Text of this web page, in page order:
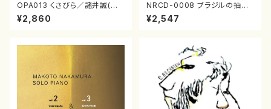
OPA013 くさびら／諸井誠(電
子音楽／CD)
¥2,860
NRCD-0008 ブラジルの抽象
画（ギター, パーカッション／C
D）
¥2,547